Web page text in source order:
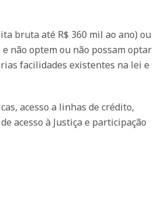
bruta até R$ 360 mil ao ano) ou
não optem ou não possam optar
facilidades existentes na lei e
acesso a linhas de crédito,
acesso à Justiça e participação